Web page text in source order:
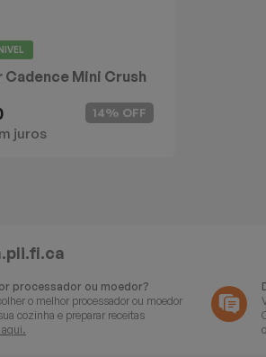
Mini Crush
juros
14% OFF
processador ou moedor?
o melhor processador ou moedor
cozinha e preparar receitas
aqui.